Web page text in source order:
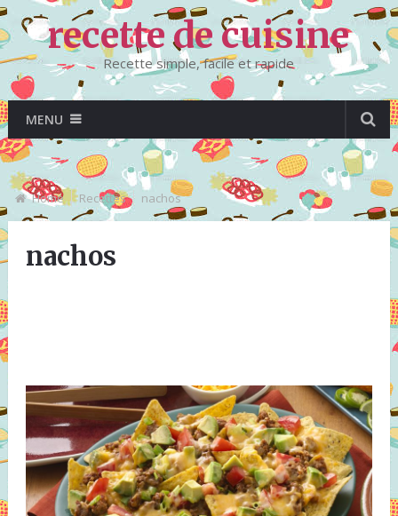
recette de cuisine
Recette simple, facile et rapide
MENU
Home Recettes nachos
nachos